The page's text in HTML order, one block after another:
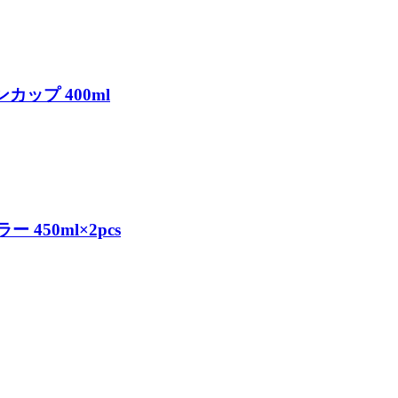
カップ 400ml
450ml×2pcs